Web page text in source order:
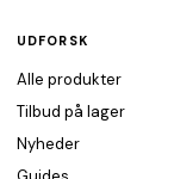
UDFORSK
Alle produkter
Tilbud på lager
Nyheder